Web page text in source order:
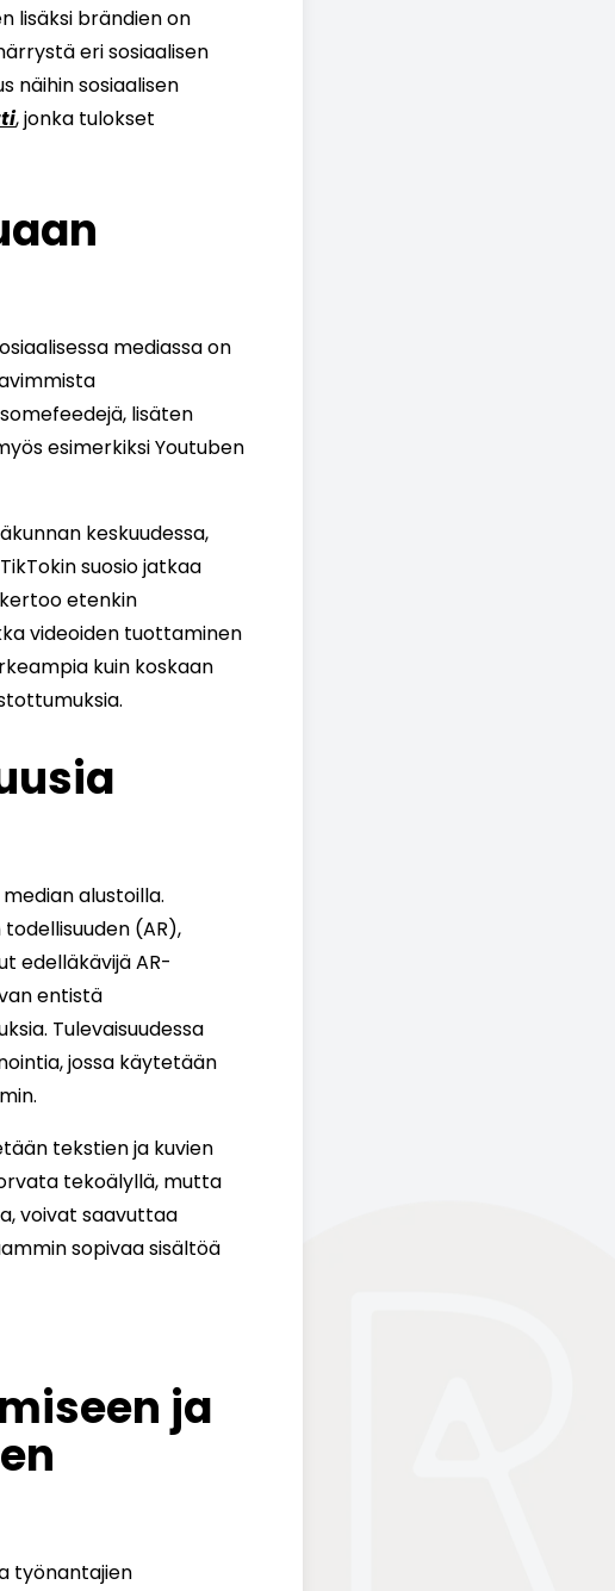
lisäksi brändien on
eri sosiaalisen
näihin sosiaalisen
, jonka tulokset
mediassa on
lisäten
esimerkiksi Youtuben
keskuudessa,
suosio jatkaa
etenkin
videoiden tuottaminen
kuin koskaan
alustoilla.
(AR),
edelläkävijä AR-
entistä
Tulevaisuudessa
jossa käytetään
tekstien ja kuvien
tekoälyllä, mutta
voivat saavuttaa
sopivaa sisältöä
ja
työnantajien